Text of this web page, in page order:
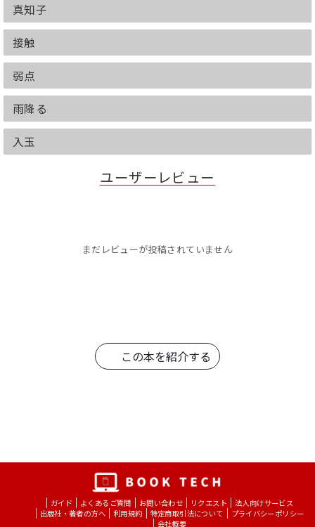
真知子
接触
弱点
雨降る
入玉
ユーザーレビュー
まだレビューが投稿されていません
この本を紹介する
ガイド よくあるご質問 お問い合わせ リクエスト
法人向けサービス
出版社・著者の方へ
利用規約 特定商取引法について
プライバシーポリシー
会社概要